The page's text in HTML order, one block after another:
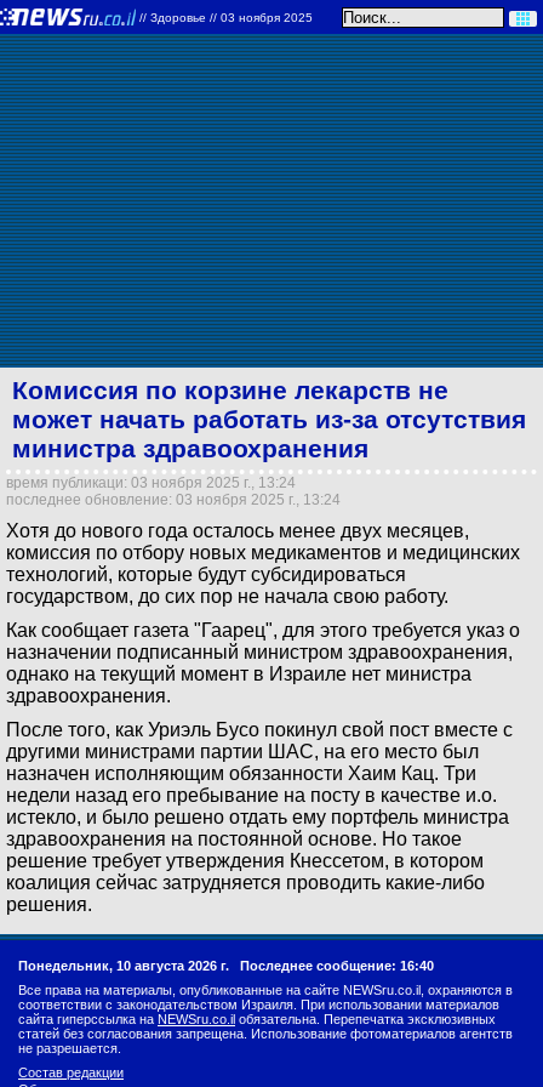
// Здоровье // 03 ноября 2025
Комиссия по корзине лекарств не
может начать работать из-за отсутствия
министра здравоохранения
время публикаци: 03 ноября 2025 г., 13:24
последнее обновление: 03 ноября 2025 г., 13:24
Хотя до нового года осталось менее двух месяцев,
комиссия по отбору новых медикаментов и медицинских
технологий, которые будут субсидироваться
государством, до сих пор не начала свою работу.
Как сообщает газета "Гаарец", для этого требуется указ о
назначении подписанный министром здравоохранения,
однако на текущий момент в Израиле нет министра
здравоохранения.
После того, как Уриэль Бусо покинул свой пост вместе с
другими министрами партии ШАС, на его место был
назначен исполняющим обязанности Хаим Кац. Три
недели назад его пребывание на посту в качестве и.о.
истекло, и было решено отдать ему портфель министра
здравоохранения на постоянной основе. Но такое
решение требует утверждения Кнессетом, в котором
коалиция сейчас затрудняется проводить какие-либо
решения.
Понедельник, 10 августа 2026 г. Последнее сообщение: 16:40
Все права на материалы, опубликованные на сайте NEWSru.co.il, охраняются в
соответствии с законодательством Израиля. При использовании материалов
сайта гиперссылка на NEWSru.co.il обязательна. Перепечатка эксклюзивных
статей без согласования запрещена. Использование фотоматериалов агентств
не разрешается.
Состав редакции